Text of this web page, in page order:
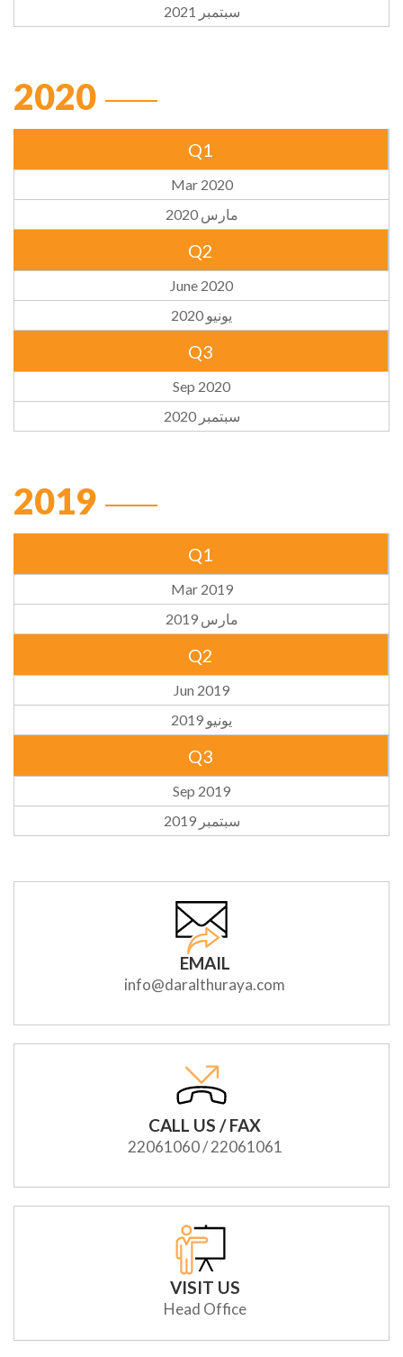
سبتمبر 2021
2020
Q1
Mar 2020
مارس 2020
Q2
June 2020
يونيو 2020
Q3
Sep 2020
سبتمبر 2020
2019
Q1
Mar 2019
مارس 2019
Q2
Jun 2019
يونيو 2019
Q3
Sep 2019
سبتمبر 2019
EMAIL
info@daralthuraya.com
CALL US / FAX
22061060 / 22061061
VISIT US
Head Office